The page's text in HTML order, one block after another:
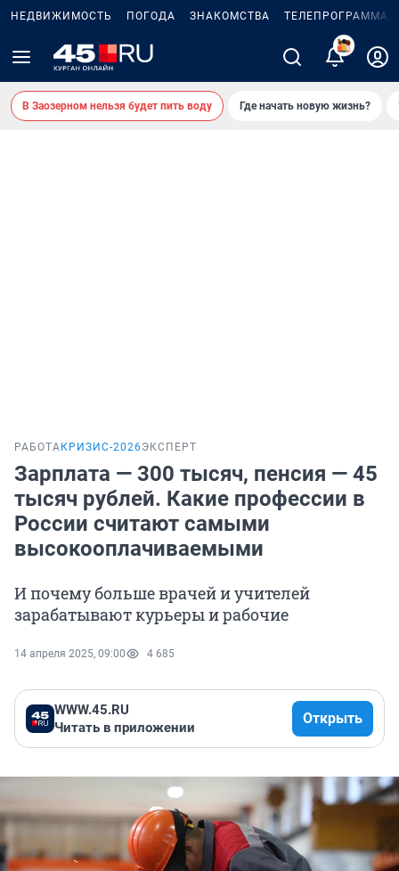
НЕДВИЖИМОСТЬ ПОГОДА ЗНАКОМСТВА ТЕЛЕПРОГРАММА
2
В Заозерном нельзя будет пить воду Где начать новую жизнь?
РАБОТА КРИЗИС-2026ЭКСПЕРТ
Зарплата — 300 тысяч, пенсия — 45
тысяч рублей. Какие профессии в
России считают самыми
высокооплачиваемыми
И почему больше врачей и учителей
зарабатывают курьеры и рабочие
14 апреля 2025, 09:00 4 685
WWW.45.RU
Читать в приложении
Открыть